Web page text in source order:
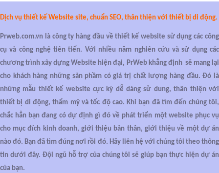
Dịch vụ thiết kế Website site, chuẩn SEO, thân thiện với thiết bị di động.
Prweb.com.vn là công ty hàng đầu về thiết kế website sử dụng các công
cụ và công nghệ tiên tiến. Với nhiều năm nghiên cứu và sử dụng các
chương trình xây dựng Website hiện đại, PrWeb khẳng định sẽ mang lại
cho khách hàng những sản phầm có giá trị chất lượng hàng đầu. Đó là
những mẫu thiết kế website cực kỳ dễ dàng sử dung, thân thiện với
thiết bị di động, thẩm mỹ và tốc độ cao. Khi bạn đã tìm đến chúng tôi,
chắc hẳn bạn đang có dự định gì đó về phát triển một website phục vụ
cho mục đích kinh doanh, giới thiệu bản thân, giới thiệu về một dự án
nào đó. Bạn đã tìm đúng nơi rồi đó. Hãy liên hệ với chúng tôi theo thông
tin dưới đây. Đội ngũ hỗ trợ của chúng tôi sẽ giúp bạn thực hiện dự án
của bạn.